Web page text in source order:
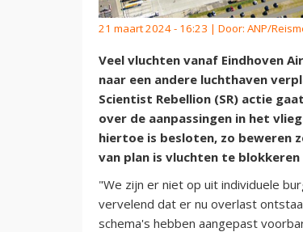
21 maart 2024 - 16:23 | Door: ANP/
Veel vluchten vanaf Eindhoven
naar een andere luchthaven
Scientist Rebellion (SR) actie
over de aanpassingen in het
hiertoe is besloten, zo beweren
van plan is vluchten te
"We zijn er niet op uit individuele
vervelend dat er nu overlast
schema's hebben aangepast